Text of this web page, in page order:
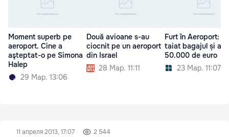
Moment superb pe
aeroport. Cine a
aşteptat-o pe Simona
Halep
29 Мар. 13:06
Două avioane s-au
ciocnit pe un aeroport
din Israel
28 Мар. 11:11
Furt în Aeroport: A
taiat bagajul și a
50.000 de euro
23 Мар. 11:07
11 апреля 2013, 17:07 2 544